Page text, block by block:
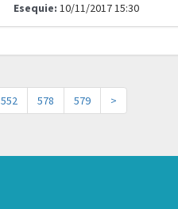
Esequie: 10/11/2017 15:30
552 578 579 >